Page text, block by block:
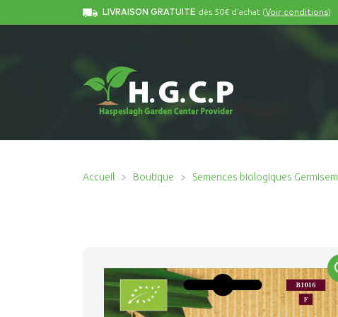
LIVRAISON GRATUITE dès 50€ d'achat (Voir conditions)
Accueil Boutique Semences biologiques Germisem